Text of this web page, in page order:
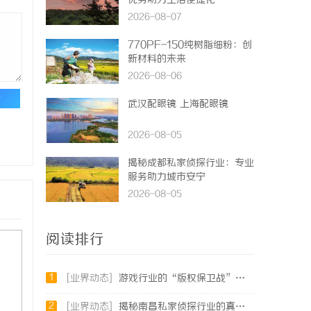
2026-08-07
770PF-150纯树脂细粉：创
新材料的未来
2026-08-06
武汉配眼镜 上海配眼镜
2026-08-05
揭秘成都私家侦探行业：专业
服务助力城市安宁
2026-08-05
阅读排行
1 [业界动态] 游戏行业的“版权保卫战”：为何游戏公司离不开版权律师
2 [业界动态] 揭秘南昌私家侦探行业的真实面貌与服务价值详解